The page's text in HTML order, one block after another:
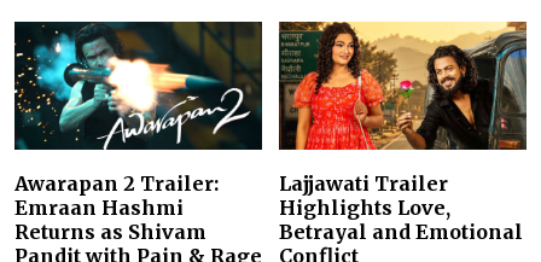
Awarapan 2 Trailer:
Emraan Hashmi
Returns as Shivam
Pandit with Pain & Rage
Lajjawati Trailer
Highlights Love,
Betrayal and Emotional
Conflict